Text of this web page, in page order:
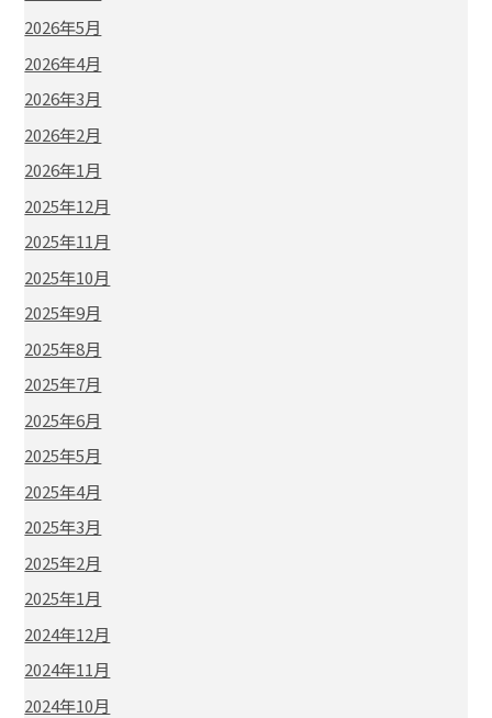
2026年5月
2026年4月
2026年3月
2026年2月
2026年1月
2025年12月
2025年11月
2025年10月
2025年9月
2025年8月
2025年7月
2025年6月
2025年5月
2025年4月
2025年3月
2025年2月
2025年1月
2024年12月
2024年11月
2024年10月